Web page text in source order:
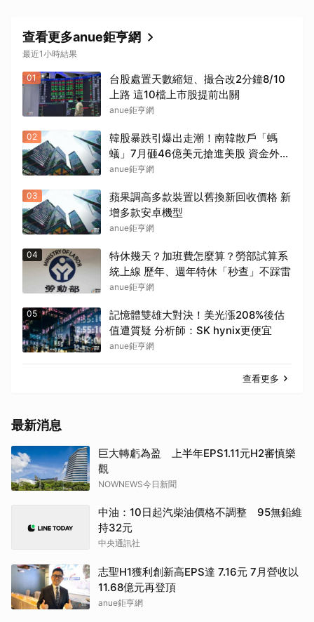
查看更多anue鉅亨網
最近1小時結果
01
台股處置天數縮短、撮合改2分鐘8/10
上路 這10檔上市股提前出關
anue鉅亨網
02
韓股暴跌引爆出走潮！南韓散戶「螞
蟻」7月砸46億美元搶進美股 資金外流
考驗韓元
anue鉅亨網
03
蘋果調高多款裝置以舊換新回收價格 新
增多款安卓機型
anue鉅亨網
04
特休幾天？加班費怎麼算？勞部試算系
統上線 歷年、週年特休「秒查」不踩雷
anue鉅亨網
05
記憶體雙雄大對決！美光漲208%後估
值遭質疑 分析師：SK hynix更便宜
anue鉅亨網
查看更多
最新消息
巨大轉虧為盈 上半年EPS1.11元H2審慎樂
觀
NOWNEWS今日新聞
中油：10日起汽柴油價格不調整 95無鉛維
持32元
中央通訊社
志聖H1獲利創新高EPS達 7.16元 7月營收以
11.68億元再登頂
anue鉅亨網